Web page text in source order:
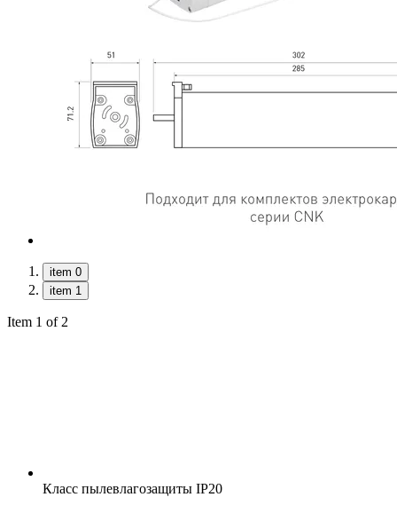
item 0
item 1
Item 1 of 2
Класс пылевлагозащиты IP20